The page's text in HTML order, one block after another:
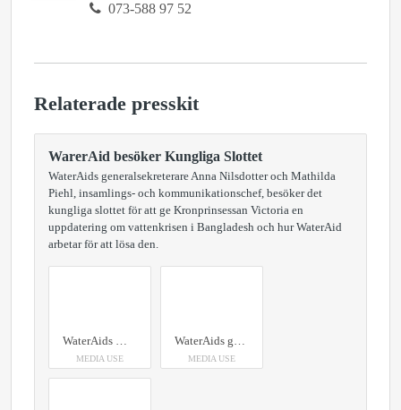
073-588 97 52
Relaterade presskit
WarerAid besöker Kungliga Slottet
WaterAids generalsekreterare Anna Nilsdotter och Mathilda
Piehl, insamlings- och kommunikationschef, besöker det
kungliga slottet för att ge Kronprinsessan Victoria en
uppdatering om vattenkrisen i Bangladesh och hur WaterAid
arbetar för att lösa den.
WaterAids Mathilda Piehl, insamlings- och kommunikationschef, och generalsekreterare Anna Nilsdotter besöker H.K.H. Kronprinsessan Victoria på Kungliga Slottet i Stockholm.
MEDIA USE
WaterAids generalsekreterare Anna Nilsdotter och Mathilda Piehl, insamlings- och kommunikationschef, besöker slottet och berättar för Kronprinsessan Victoria om WaterAids arbete i Bangladesh.
MEDIA USE